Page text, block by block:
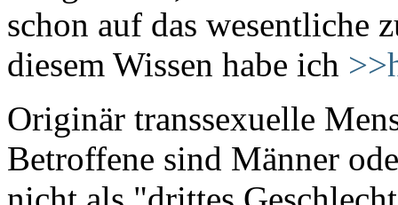
schon auf das wesentliche
diesem Wissen habe ich
Originär transsexuelle
Betroffene sind Männer